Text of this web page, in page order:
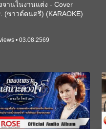
จานในงานแต่ง - Cover
(ซาวด์ดนตรี) (KARAOKE)
• 03.08.2569